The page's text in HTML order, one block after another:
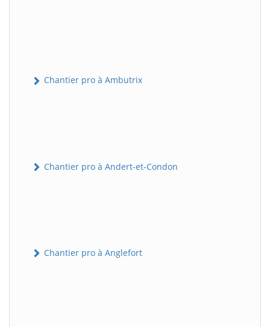
Chantier pro à Ambutrix
Chantier pro à Andert-et-Condon
Chantier pro à Anglefort